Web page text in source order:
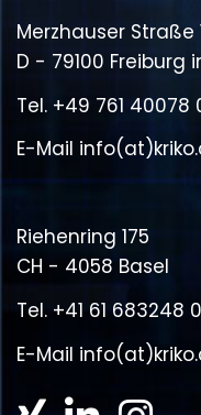
Merzhauser Straße
D - 79100 Freiburg
Tel. +49 761 40078
E-Mail
Riehenring 175
CH - 4058 Basel
Tel. +41 61 683248 0
E-Mail